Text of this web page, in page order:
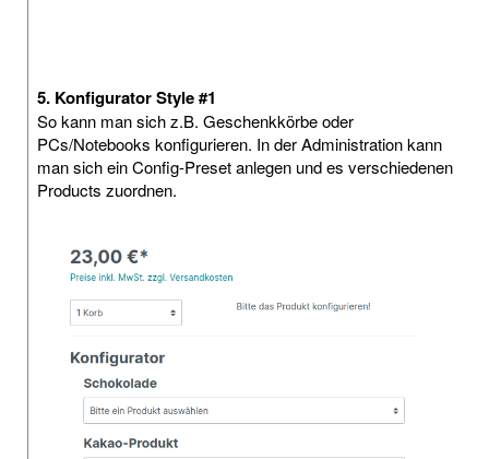
5. Konfigurator Style #1
So kann man sich z.B. Geschenkkörbe oder
PCs/Notebooks konfigurieren. In der Administration kann
man sich ein Config-Preset anlegen und es verschiedenen
Products zuordnen.